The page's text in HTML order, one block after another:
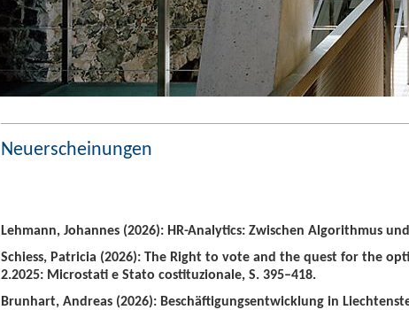
Neuerscheinungen
Lehmann, Johannes (2026): HR-Analytics: Zwischen Algorithmus
Schiess, Patricia (2026): The Right to vote and the quest for the
2.2025: Microstati e Stato costituzionale, S. 395–418.
Brunhart, Andreas (2026): Beschäftigungsentwicklung in